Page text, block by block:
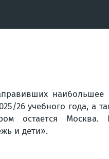
наибольшее
26 учебного года, а
остается Москва.
и дети».